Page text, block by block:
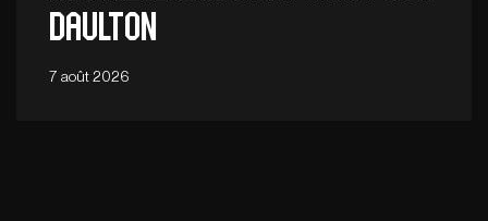
Daulton
7 août 2026